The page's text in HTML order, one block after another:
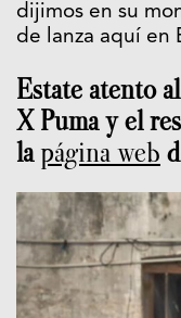
dijimos en su
de lanza aquí en
Estate atento
X Puma y el
lapágina web